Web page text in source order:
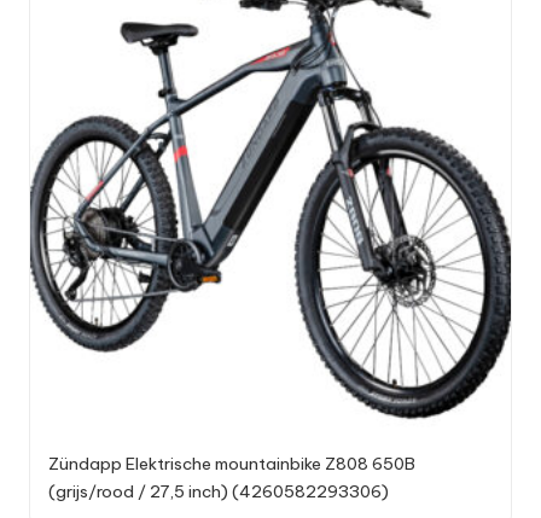
Zündapp Elektrische mountainbike Z808 650B
(grijs/rood / 27,5 inch) (4260582293306)